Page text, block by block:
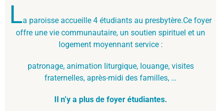
La paroisse accueille 4 étudiants au presbytère.Ce foyer
offre une vie communautaire, un soutien spirituel et un
logement moyennant service :
patronage, animation liturgique, louange, visites
fraternelles, après-midi des familles, …
Il n’y a plus de foyer étudiantes.